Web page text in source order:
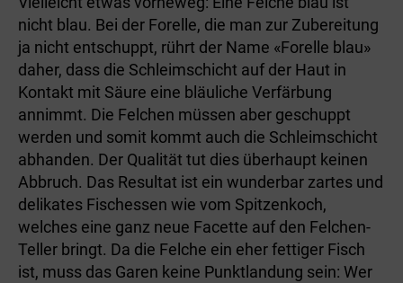
nicht blau. Bei der Forelle, die man zur Zubereitung
ja nicht entschuppt, rührt der Name «Forelle blau»
daher, dass die Schleimschicht auf der Haut in
Kontakt mit Säure eine bläuliche Verfärbung
annimmt. Die Felchen müssen aber geschuppt
werden und somit kommt auch die Schleimschicht
abhanden. Der Qualität tut dies überhaupt keinen
Abbruch. Das Resultat ist ein wunderbar zartes und
delikates Fischessen wie vom Spitzenkoch,
welches eine ganz neue Facette auf den Felchen-
Teller bringt. Da die Felche ein eher fettiger Fisch
ist, muss das Garen keine Punktlandung sein: Wer